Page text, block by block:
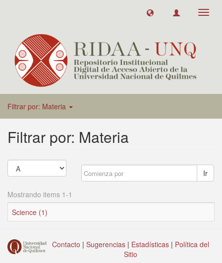
Filtrar por: Materia
Filtrar por: Materia
Ir
Mostrando items 1-1
Science (1)
Contacto | Sugerencias | Estadísticas | Política del
Sitio